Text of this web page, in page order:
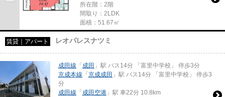
所在階：2階
間取り：2LDK
面積：51.67㎡
賃貸｜アパート レオパレスナツミ
成田線 「成田 」駅 バス14分 「富里中学校」 停歩3分
京成本線 「京成成田 」駅 バス14分 「富里中学校」 停歩3
分
成田線 「成田空港 」駅 車22分 10.8km